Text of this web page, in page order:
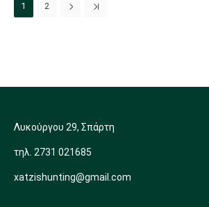
1 2
Λυκούργου 29, Σπάρτη
τηλ. 2731 021685
xatzishunting@gmail.com